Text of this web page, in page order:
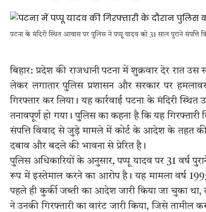
पटना के मंदिरी स्थित आवास पर पुलिस ने पप्पू यादव को 31 साल पुराने संपत्ति
बिहार: प्रदेश की राजधानी पटना में शुक्रवार देर रात
लेकर लगातार पुलिस प्रशासन और सरकार पर
गिरफ्तार कर लिया। यह कार्रवाई पटना के मंदिरी
तनावपूर्ण हो गया। पुलिस का कहना है कि यह
संपत्ति विवाद से जुड़े मामले में कोर्ट के आदेश के तहत
दबाव और बदले की भावना से प्रेरित है।
पुलिस अधिकारियों के अनुसार, पप्पू यादव पर 31 वर्ष
रूप में इस्तेमाल करने का आरोप है। यह मामला वर्ष
पहले ही कुर्की जब्ती का आदेश जारी किया जा चुका
ने उनकी गिरफ्तारी का वारंट जारी किया, जिसे